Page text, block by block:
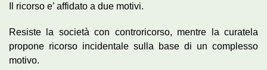
Il ricorso e’ affidato a due motivi.
Resiste la società con controricorso, mentre la curatela
propone ricorso incidentale sulla base di un complesso
motivo.